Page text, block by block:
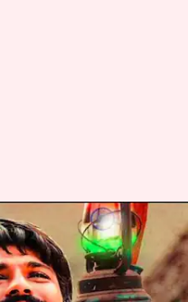
और 'KGF' का
1 करोड़ रुपये